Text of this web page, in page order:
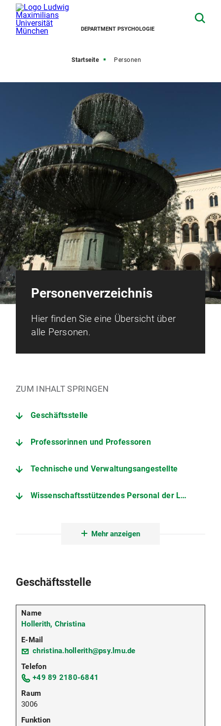
DEPARTMENT PSYCHOLOGIE
Startseite Personen
Personenverzeichnis
Hier finden Sie eine Übersicht über
alle Personen.
ZUM INHALT SPRINGEN
Geschäftsstelle
Professorinnen und Professoren
Technische und Verwaltungsangestellte
Wissenschaftsstützendes Personal der Lehr- und Forschungseinheiten
Mehr anzeigen
Geschäftsstelle
Hollerith, Christina
christina.hollerith@psy.lmu.de
+49 89 2180-6841
3006